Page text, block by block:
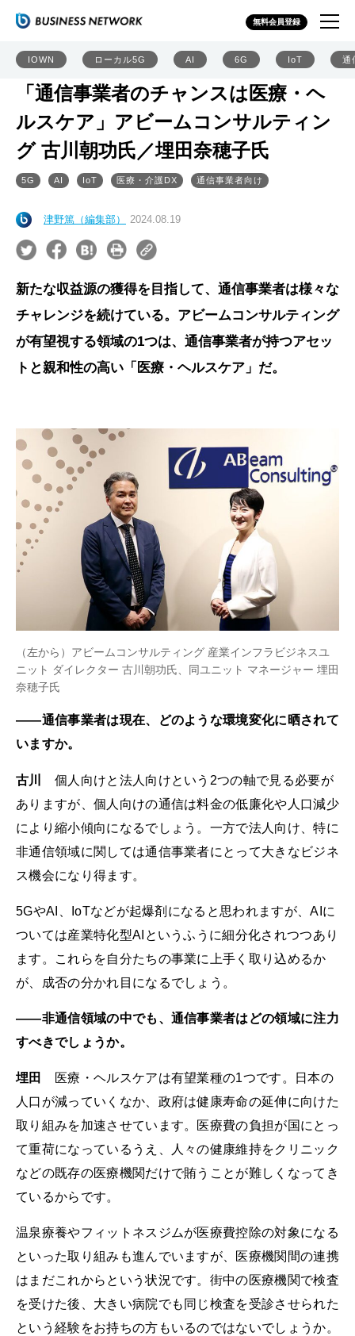
無料会員登録
IOWN ローカル5G AI 6G IoT 通
「通信事業者のチャンスは医療・ヘ
ルスケア」アビームコンサルティン
グ 古川朝功氏／埋田奈穂子氏
5G AI IoT 医療・介護DX 通信事業者向け
津野篤（編集部） 2024.08.19
新たな収益源の獲得を目指して、通信事業者は様々な
チャレンジを続けている。アビームコンサルティング
が有望視する領域の1つは、通信事業者が持つアセッ
トと親和性の高い「医療・ヘルスケア」だ。
（左から）アビームコンサルティング 産業インフラビジネスユ
ニット ダイレクター 古川朝功氏、同ユニット マネージャー 埋田
奈穂子氏
――通信事業者は現在、どのような環境変化に晒されて
いますか。
古川
個人向けと法人向けという2つの軸で見る必要が
ありますが、個人向けの通信は料金の低廉化や人口減少
により縮小傾向になるでしょう。一方で法人向け、特に
非通信領域に関しては通信事業者にとって大きなビジネ
ス機会になり得ます。
5GやAI、IoTなどが起爆剤になると思われますが、AIに
ついては産業特化型AIというふうに細分化されつつあり
ます。これらを自分たちの事業に上手く取り込めるか
が、成否の分かれ目になるでしょう。
――非通信領域の中でも、通信事業者はどの領域に注力
すべきでしょうか。
埋田
医療・ヘルスケアは有望業種の1つです。日本の
人口が減っていくなか、政府は健康寿命の延伸に向けた
取り組みを加速させています。医療費の負担が国にとっ
て重荷になっているうえ、人々の健康維持をクリニック
などの既存の医療機関だけで賄うことが難しくなってき
ているからです。
温泉療養やフィットネスジムが医療費控除の対象になる
といった取り組みも進んでいますが、医療機関間の連携
はまだこれからという状況です。街中の医療機関で検査
を受けた後、大きい病院でも同じ検査を受診させられた
という経験をお持ちの方もいるのではないでしょうか。